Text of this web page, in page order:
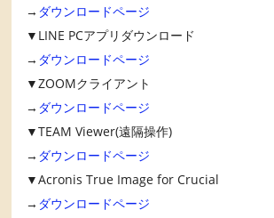
→ ダウンロードページ
▼LINE PCアプリダウンロード
→ ダウンロードページ
▼ZOOMクライアント
→ ダウンロードページ
▼TEAM Viewer(遠隔操作)
→ ダウンロードページ
▼Acronis True Image for Crucial
→ ダウンロードページ